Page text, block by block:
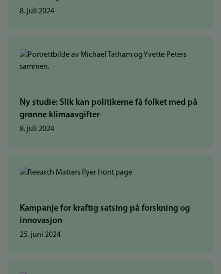
8. juli 2024
Ny studie: Slik kan politikerne få folket med på
grønne klimaavgifter
8. juli 2024
Kampanje for kraftig satsing på forskning og
innovasjon
25. juni 2024